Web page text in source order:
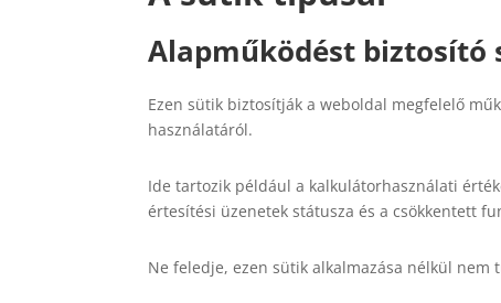
Alapműködést biztosító
Ezen sütik biztosítják a weboldal megfelelő
használatáról.
Ide tartozik például a kalkulátorhasználati
értesítési üzenetek státusza és a csökkentett
Ne feledje, ezen sütik alkalmazása nélkül